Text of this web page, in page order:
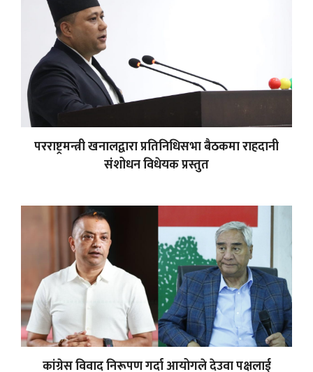
परराष्ट्रमन्त्री खनालद्वारा प्रतिनिधिसभा बैठकमा राहदानी
संशोधन विधेयक प्रस्तुत
कांग्रेस विवाद निरूपण गर्दा आयोगले देउवा पक्षलाई